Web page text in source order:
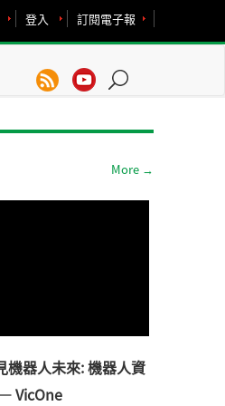
訂閱電子報
登入
More →
機器人未來: 機器人資
VicOne